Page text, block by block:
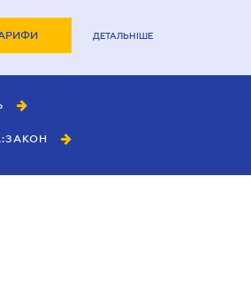
ДЕТАЛЬНІШЕ